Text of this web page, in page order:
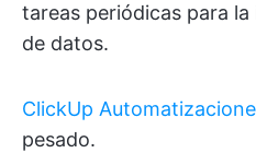
tareas periódicas para
de datos.
ClickUp
pesado.